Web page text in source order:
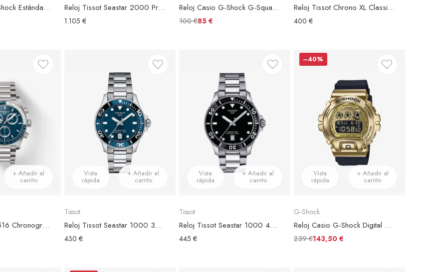
Reloj Casio G-Shock Estándar GA-B2100-1AER Esfera Negra
Reloj Tissot Seastar 2000 Professional Powermatic 80 Esfera Azul
1.105 €
Reloj Casio G-Shock G-Squad GBD-800UC-5ER Esfera Negra
100 €85 €
Reloj Tissot Chrono XL Classic Esfera Azul
400 €
+ Añadir al
carrito
Reloj Tissot PR516 Chronograph Esfera Azul
Vista
rápida
+ Añadir al
carrito
Tissot
Reloj Tissot Seastar 1000 36mm Esfera Azul
430 €
Vista
rápida
+ Añadir al
carrito
Tissot
Reloj Tissot Seastar 1000 40mm Brazalete Acero
445 €
–40%
Vista
rápida
+ Añadir al
carrito
G-Shock
Reloj Casio G-Shock Digital GM-6900G-9ER Esfera Negra
239 €143,50 €